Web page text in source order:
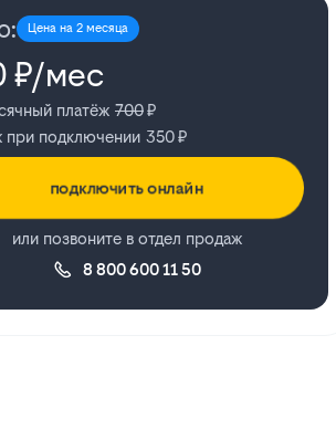
Цена на 2 месяца
₽/мес
платёж 700₽
при подключении 350₽
подключить онлайн
или позвоните в отдел продаж
8 800 600 11 50